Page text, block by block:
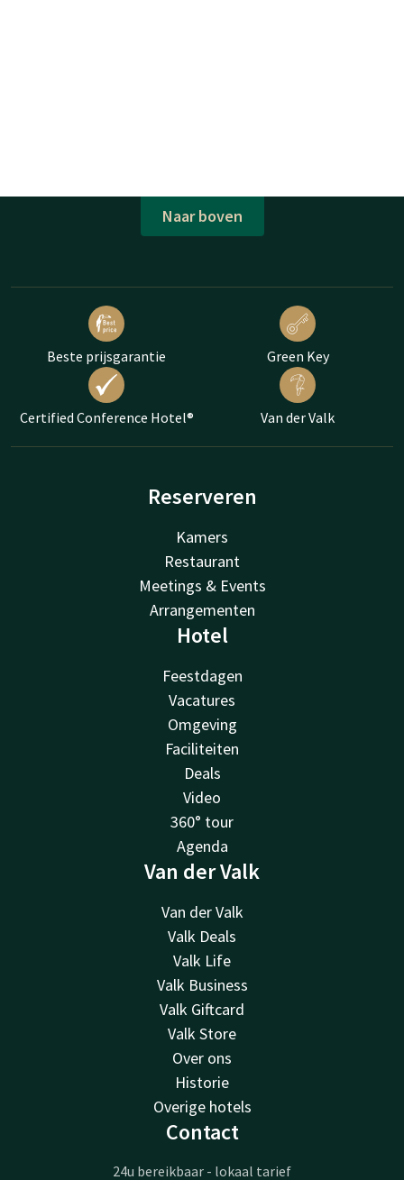
Naar boven
Beste prijsgarantie Green Key
Certified Conference Hotel® Van der Valk
Reserveren
Kamers
Restaurant
Meetings & Events
Arrangementen
Hotel
Feestdagen
Vacatures
Omgeving
Faciliteiten
Deals
Video
360° tour
Agenda
Van der Valk
Van der Valk
Valk Deals
Valk Life
Valk Business
Valk Giftcard
Valk Store
Over ons
Historie
Overige hotels
Contact
24u bereikbaar - lokaal tarief